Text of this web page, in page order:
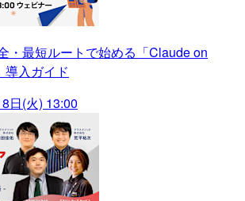
・最短ルートで始める「Claude on
導入ガイド
日(火) 13:00